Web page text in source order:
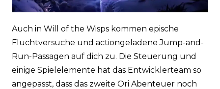
Auch in Will of the Wisps kommen epische
Fluchtversuche und actiongeladene Jump-and-
Run-Passagen auf dich zu. Die Steuerung und
einige Spielelemente hat das Entwicklerteam so
angepasst, dass das zweite Ori Abenteuer noch